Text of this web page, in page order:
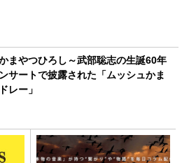
まやつひろし～武部聡志の生誕60年
サートで披露された「ムッシュかま
レー」